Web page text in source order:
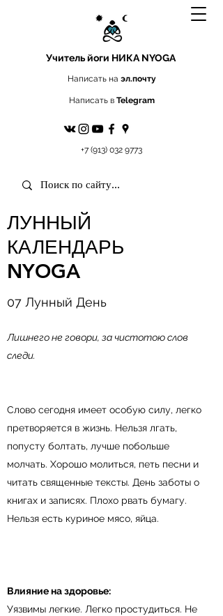
Учитель йоги НИКА NYOGA
Написать на эл.почту
Написать в Telegram
+7 (913) 032 9773
ЛУННЫЙ
КАЛЕНДАРЬ
NYOGA
07 Лунный День
Лишнего не говори, за чистотою слов
следи.
Слово сегодня имеет особую силу, легко
претворяется в жизнь. Нельзя лгать,
попусту болтать, лучше побольше
молчать. Хорошо молиться, петь песни и
читать священные тексты. День заботы о
книгах и записях. Плохо рвать бумагу.
Нельзя есть куриное мясо, яйца.
Влияние на здоровье:
Уязвимы легкие. Легко простудиться. Не